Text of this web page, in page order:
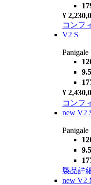
¥
コンフ
V2 S
Panigale
¥
コンフ
new V2
製品詳
new V2